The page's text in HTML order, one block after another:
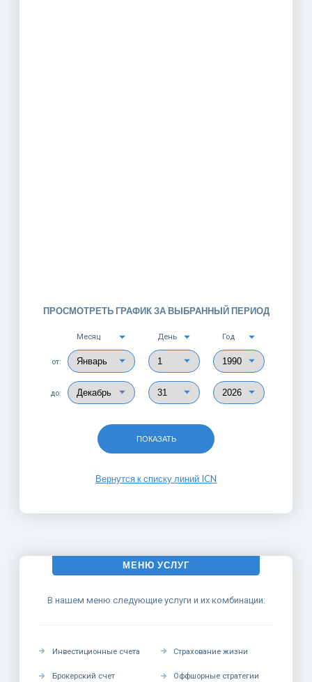
ПРОСМОТРЕТЬ ГРАФИК ЗА ВЫБРАННЫЙ ПЕРИОД
Месяц День Год
от:
до:
ПОКАЗАТЬ
Вернутся к списку линий ICN
МЕНЮ УСЛУГ
В нашем меню следующие услуги и их комбинации:
Инвестиционные счета Страхование жизни
Брокерский счет Оффшорные стратегии